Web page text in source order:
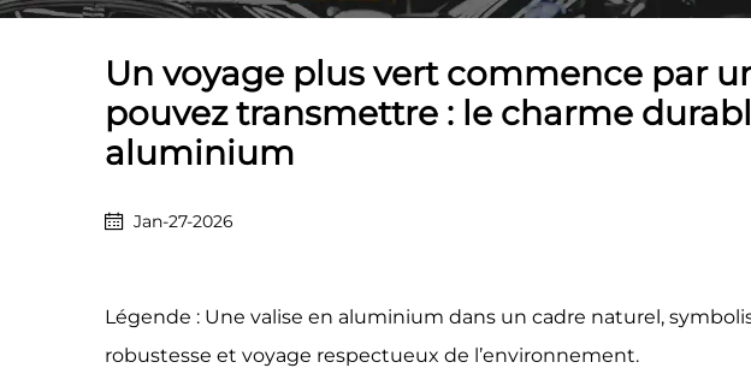
Un voyage plus vert commence par
pouvez transmettre : le charme
aluminium
Jan-27-2026
Légende : Une valise en aluminium dans un cadre naturel,
robustesse et voyage respectueux de l’environnement.